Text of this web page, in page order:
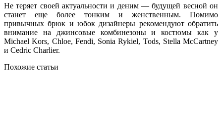
Не теряет своей актуальности и деним — будущей весной он
станет еще более тонким и женственным. Помимо
привычных брюк и юбок дизайнеры рекомендуют обратить
внимание на джинсовые комбинезоны и костюмы как у
Michael Kors, Chloe, Fendi, Sonia Rykiel, Tods, Stella McCartney
и Cedric Charlier.
Похожие статьи